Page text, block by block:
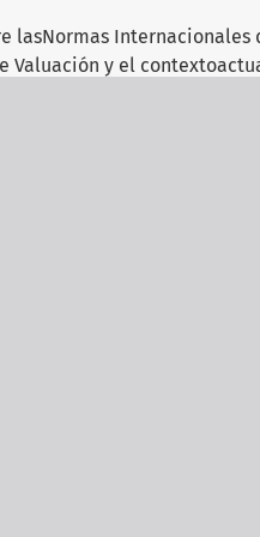
lasNormas
Valuación y el